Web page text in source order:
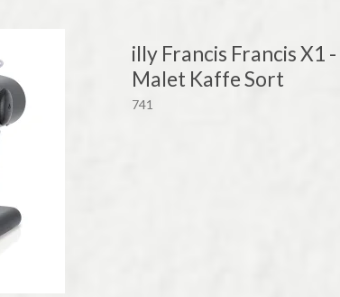
illy Francis Francis X1 -
Malet Kaffe Sort
741